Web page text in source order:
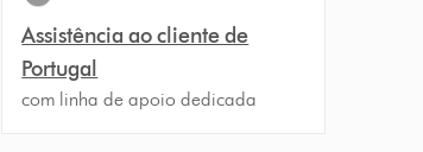
Assistência ao cliente de
Portugal
com linha de apoio dedicada